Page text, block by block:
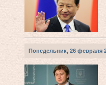
Понедельник, 26 февраля